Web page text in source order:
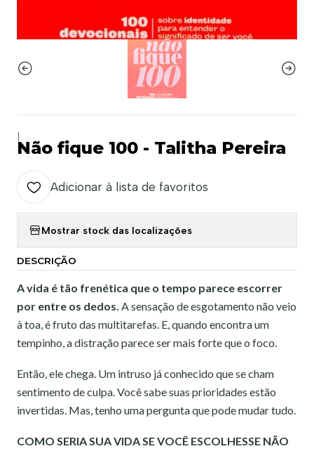
Não fique 100 - Talitha Pereira
Adicionar à lista de favoritos
Mostrar stock das localizações
DESCRIÇÃO
A vida é tão frenética que o tempo parece escorrer
por entre os dedos. A sensação de esgotamento não veio
à toa, é fruto das multitarefas. E, quando encontra um
tempinho, a distração parece ser mais forte que o foco.
Então, ele chega. Um intruso já conhecido que se cham
sentimento de culpa. Você sabe suas prioridades estão
invertidas. Mas, tenho uma pergunta que pode mudar tudo.
COMO SERIA SUA VIDA SE VOCÊ ESCOLHESSE NÃO